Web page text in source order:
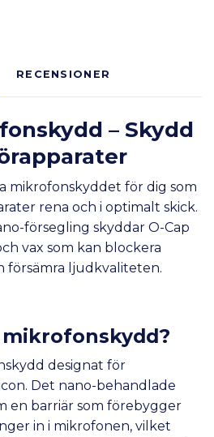
RECENSIONER
– Skydd
mikrofonskyddet för dig som
rena och i optimalt skick.
försegling skyddar O-Cap
vax som kan blockera
försämra ljudkvaliteten.
mikrofonskydd?
designat för
Det nano-behandlade
en barriär som förebygger
in i mikrofonen, vilket